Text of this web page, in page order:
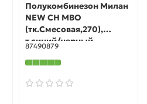
Полукомбинезон Милан
NEW CH МВО
(тк.Смесовая,270),
т.синий/черный
87490879